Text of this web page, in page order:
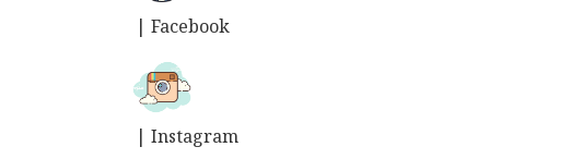
| Facebook
| Instagram